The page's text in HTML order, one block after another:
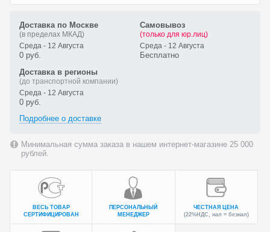
Доставка по Москве
(в пределах МКАД)
Среда - 12 Августа
0 руб.
Самовывоз
(только для юр.лиц)
Среда - 12 Августа
Бесплатно
Доставка в регионы
(до транспортной компании)
Среда - 12 Августа
0 руб.
Подробнее о доставке
Минимальная сумма заказа в нашем интернет-магазине 25 000
рублей.
ВЕСЬ ТОВАР
СЕРТИФИЦИРОВАН
ПЕРСОНАЛЬНЫЙ
МЕНЕДЖЕР
ЧЕСТНАЯ ЦЕНА
(22%НДС, нал = безнал)